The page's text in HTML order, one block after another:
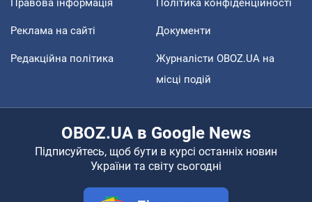
Правова інформація Політика конфіденційності
Реклама на сайті Документи
Редакційна політика
Журналісти OBOZ.UA на
місці подій
OBOZ.UA в Google News
Підписуйтесь, щоб бути в курсі останніх новин
України та світу сьогодні